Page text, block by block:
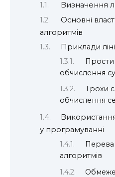
Визначення
Основні
алгоритмів
Приклади
обчислення
Трохи
обчислення
у програмуванні
алгоритмів